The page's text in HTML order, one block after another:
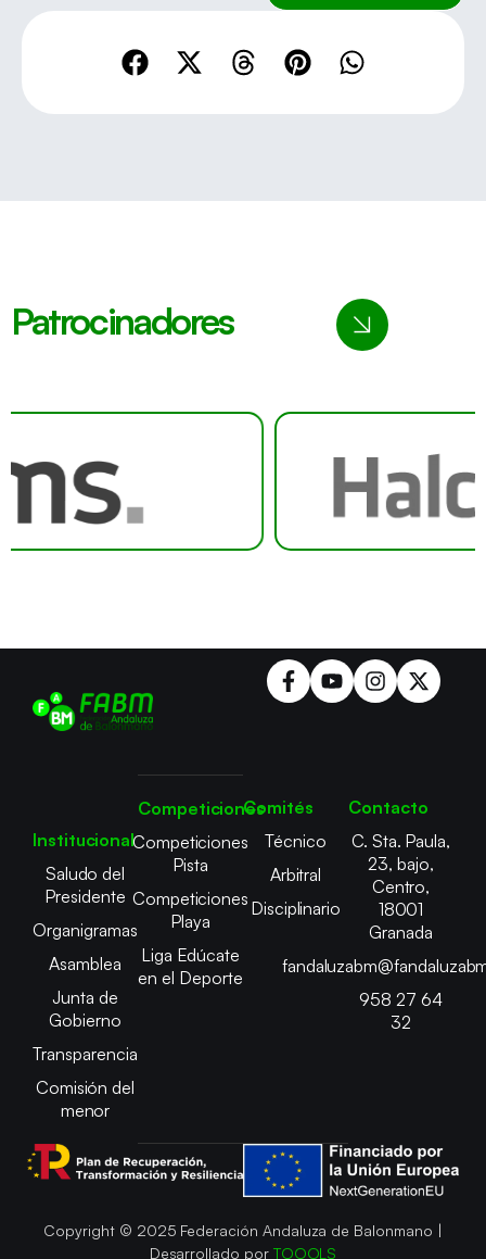
Patrocinadores
Institucional
Saludo del
Presidente
Organigramas
Asamblea
Junta de
Gobierno
Transparencia
Comisión del
menor
Competiciones
Competiciones
Pista
Competiciones
Playa
Liga Edúcate
en el Deporte
Comités
Técnico
Arbitral
Disciplinario
Contacto
C. Sta. Paula,
23, bajo,
Centro,
18001
Granada
958 27 64
32
Copyright © 2025 Federación Andaluza de Balonmano |
Desarrollado por TOOOLS